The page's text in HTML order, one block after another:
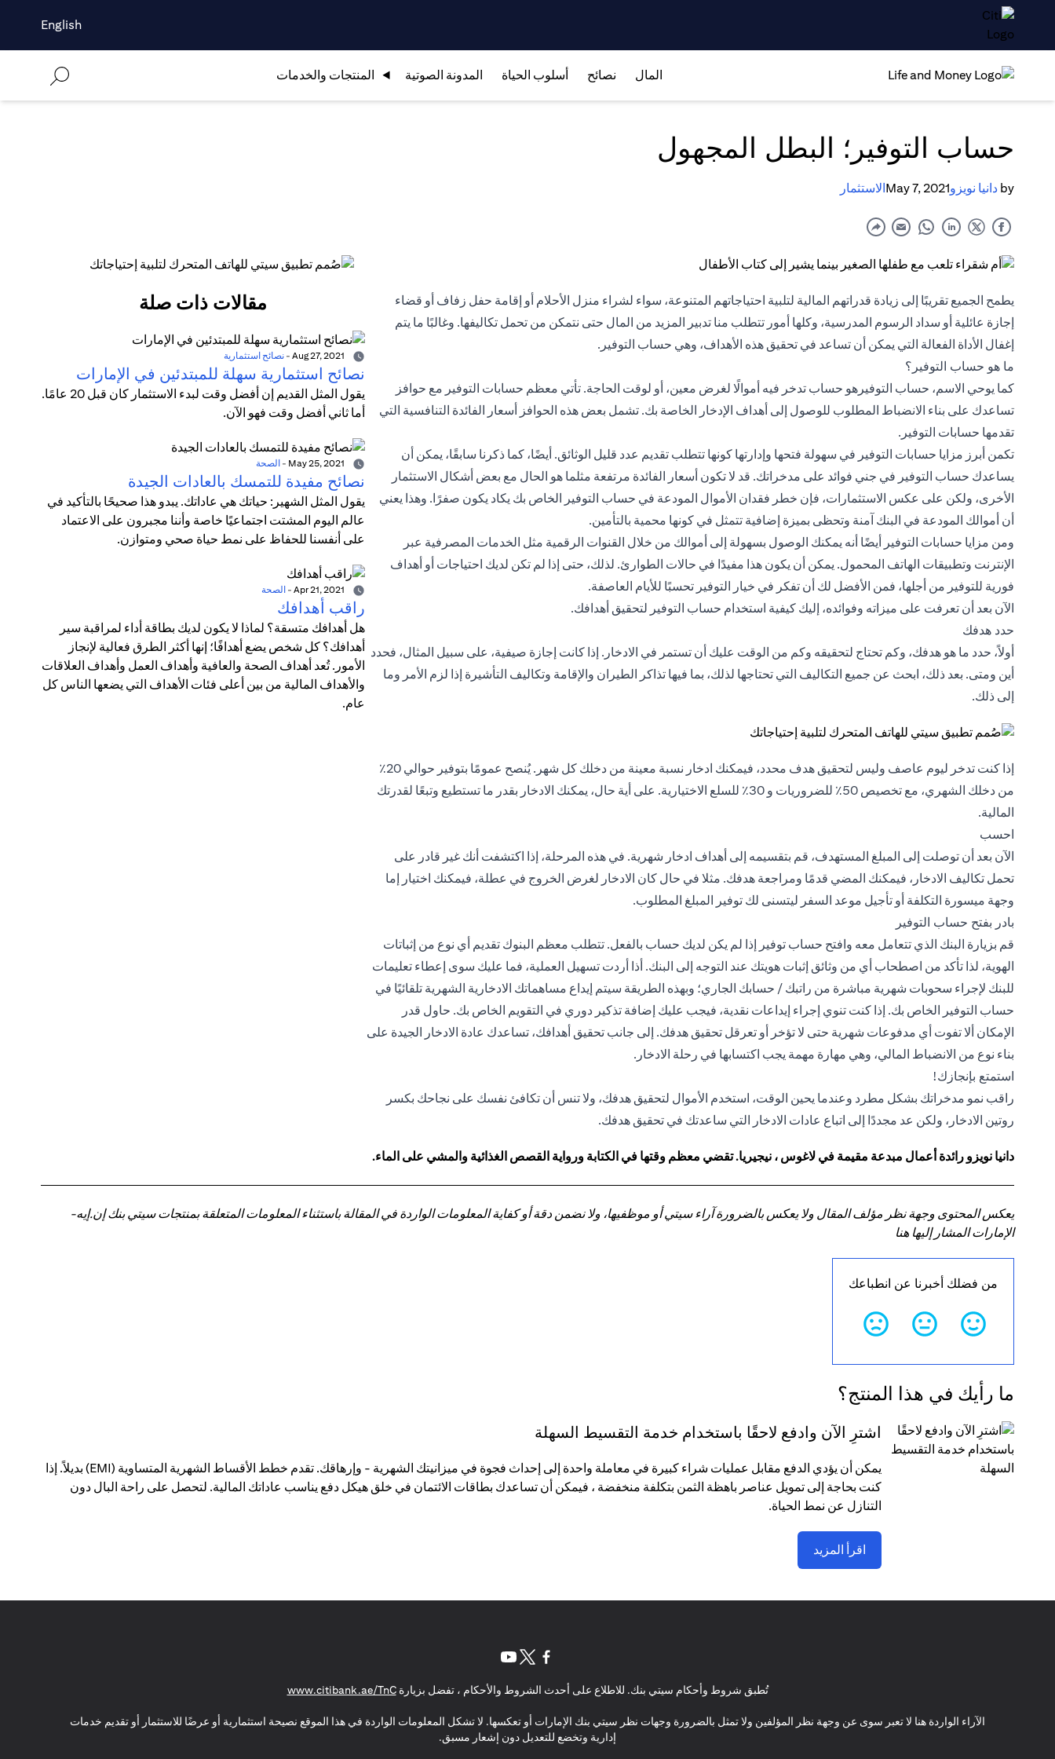
English
المال نصائح أسلوب الحياة المدونة الصوتية المنتجات والخدمات
حساب التوفير؛ البطل المجهول
by دانيا نويزوMay 7, 2021الاستثمار
يطمح الجميع تقريبًا إلى زيادة قدراتهم المالية لتلبية احتياجاتهم المتنوعة، سواء لشراء منزل الأحلام أو إقامة حفل زفاف أو قضاء
إجازة عائلية أو سداد الرسوم المدرسية، وكلها أمور تتطلب منا تدبير المزيد من المال حتى نتمكن من تحمل تكاليفها. وغالبًا ما يتم
إغفال الأداة الفعالة التي يمكن أن تساعد في تحقيق هذه الأهداف، وهي حساب التوفير.
ما هو حساب التوفير؟
كما يوحي الاسم، حساب التوفيرهو حساب تدخر فيه أموالًا لغرض معين، أو لوقت الحاجة. تأتي معظم حسابات التوفير مع حوافز
تساعدك على بناء الانضباط المطلوب للوصول إلى أهداف الإدخار الخاصة بك. تشمل بعض هذه الحوافز أسعار الفائدة التنافسية التي
تقدمها حسابات التوفير.
تكمن أبرز مزايا حسابات التوفير في سهولة فتحها وإدارتها كونها تتطلب تقديم عدد قليل الوثائق. أيضًا، كما ذكرنا سابقًا، يمكن أن
يساعدك حساب التوفير في جني فوائد على مدخراتك. قد لا تكون أسعار الفائدة مرتفعة مثلما هو الحال مع بعض أشكال الاستثمار
الأخرى، ولكن على عكس الاستثمارات، فإن خطر فقدان الأموال المودعة في حساب التوفير الخاص بك يكاد يكون صفرًا. وهذا يعني
أن أموالك المودعة في البنك آمنة وتحظى بميزة إضافية تتمثل في كونها محمية بالتأمين.
ومن مزايا حسابات التوفير أيضًا أنه يمكنك الوصول بسهولة إلى أموالك من خلال القنوات الرقمية مثل الخدمات المصرفية عبر
الإنترنت وتطبيقات الهاتف المحمول. يمكن أن يكون هذا مفيدًا في حالات الطوارئ. لذلك، حتى إذا لم تكن لديك احتياجات أو أهداف
فورية للتوفير من أجلها، فمن الأفضل لك أن تفكر في خيار التوفير تحسبًا للأيام العاصفة.
الآن بعد أن تعرفت على ميزاته وفوائده، إليك كيفية استخدام حساب التوفير لتحقيق أهدافك.
حدد هدفك
أولاً، حدد ما هو هدفك، وكم تحتاج لتحقيقه وكم من الوقت عليك أن تستمر في الادخار. إذا كانت إجازة صيفية، على سبيل المثال، فحدد
أين ومتى. بعد ذلك، ابحث عن جميع التكاليف التي تحتاجها لذلك، بما فيها تذاكر الطيران والإقامة وتكاليف التأشيرة إذا لزم الأمر وما
إلى ذلك.
إذا كنت تدخر ليوم عاصف وليس لتحقيق هدف محدد، فيمكنك ادخار نسبة معينة من دخلك كل شهر. يُنصح عمومًا بتوفير حوالي 20٪
من دخلك الشهري، مع تخصيص 50٪ للضروريات و 30٪ للسلع الاختيارية. على أية حال، يمكنك الادخار بقدر ما تستطيع وتبعًا لقدرتك
المالية.
احسب
الآن بعد أن توصلت إلى المبلغ المستهدف، قم بتقسيمه إلى أهداف ادخار شهرية. في هذه المرحلة، إذا اكتشفت أنك غير قادر على
تحمل تكاليف الادخار، فيمكنك المضي قدمًا ومراجعة هدفك. مثلا في حال كان الادخار لغرض الخروج في عطلة، فيمكنك اختيار إما
وجهة ميسورة التكلفة أو تأجيل موعد السفر ليتسنى لك توفير المبلغ المطلوب.
بادر بفتح حساب التوفير
قم بزيارة البنك الذي تتعامل معه وافتح حساب توفير إذا لم يكن لديك حساب بالفعل. تتطلب معظم البنوك تقديم أي نوع من إثباتات
الهوية، لذا تأكد من اصطحاب أي من وثائق إثبات هويتك عند التوجه إلى البنك. أذا أردت تسهيل العملية، فما عليك سوى إعطاء تعليمات
للبنك لإجراء سحوبات شهرية مباشرة من راتبك / حسابك الجاري؛ وبهذه الطريقة سيتم إيداع مساهماتك الادخارية الشهرية تلقائيًا في
حساب التوفير الخاص بك. إذا كنت تنوي إجراء إيداعات نقدية، فيجب عليك إضافة تذكير دوري في التقويم الخاص بك. حاول قدر
الإمكان ألا تفوت أي مدفوعات شهرية حتى لا تؤخر أو تعرقل تحقيق هدفك. إلى جانب تحقيق أهدافك، تساعدك عادة الادخار الجيدة على
بناء نوع من الانضباط المالي، وهي مهارة مهمة يجب اكتسابها في رحلة الادخار.
استمتع بإنجازك!
راقب نمو مدخراتك بشكل مطرد وعندما يحين الوقت، استخدم الأموال لتحقيق هدفك، ولا تنس أن تكافئ نفسك على نجاحك بكسر
روتين الادخار، ولكن عد مجددًا إلى اتباع عادات الادخار التي ساعدتك في تحقيق هدفك.
مقالات ذات صلة
- نصائح استثمارية
نصائح استثمارية سهلة للمبتدئين في الإمارات
يقول المثل القديم إن أفضل وقت لبدء الاستثمار كان قبل 20 عامًا.
أما ثاني أفضل وقت فهو الآن.
- الصحة
نصائح مفيدة للتمسك بالعادات الجيدة
يقول المثل الشهير: حياتك هي عاداتك. يبدو هذا صحيحًا بالتأكيد في
عالم اليوم المشتت اجتماعيًا خاصة وأننا مجبرون على الاعتماد
على أنفسنا للحفاظ على نمط حياة صحي ومتوازن.
- الصحة
راقب أهدافك
هل أهدافك متسقة؟ لماذا لا يكون لديك بطاقة أداء لمراقبة سير
أهدافك؟ كل شخص يضع أهدافًا؛ إنها أكثر الطرق فعالية لإنجاز
الأمور. تُعد أهداف الصحة والعافية وأهداف العمل وأهداف العلاقات
والأهداف المالية من بين أعلى فئات الأهداف التي يضعها الناس كل
عام.
دانيا نويزو رائدة أعمال مبدعة مقيمة في لاغوس ، نيجيريا. تقضي معظم وقتها في الكتابة ورواية القصص الغذائية والمشي على الماء.
يعكس المحتوى وجهة نظر مؤلف المقال ولا يعكس بالضرورة آراء سيتي أو موظفيها، ولا نضمن دقة أو كفاية المعلومات الواردة في المقالة باستثناء المعلومات المتعلقة بمنتجات سيتي بنك إن.إيه-
الإمارات المشار إليها هنا
من فضلك أخبرنا عن انطباعك
ما رأيك في هذا المنتج؟
اشترِ الآن وادفع لاحقًا باستخدام خدمة التقسيط السهلة
يمكن أن يؤدي الدفع مقابل عمليات شراء كبيرة في معاملة واحدة إلى إحداث فجوة في ميزانيتك الشهرية - وإرهاقك. تقدم خطط الأقساط الشهرية المتساوية (EMI) بديلاً. إذا
كنت بحاجة إلى تمويل عناصر باهظة الثمن بتكلفة منخفضة ، فيمكن أن تساعدك بطاقات الائتمان في خلق هيكل دفع يناسب عاداتك المالية. لتحصل على راحة البال دون
التنازل عن نمط الحياة.
اقرأ المزيد
تُطبق شروط وأحكام سيتي بنك. للاطلاع على أحدث الشروط والأحكام ، تفضل بزيارةwww.citibank.ae/TnC
(opens in a new tab)
الآراء الواردة هنا لا تعبر سوى عن وجهة نظر المؤلفين ولا تمثل بالضرورة وجهات نظر سيتي بنك الإمارات أو تعكسها. لا تشكل المعلومات الواردة في هذا الموقع نصيحة استثمارية أو عرضًا للاستثمار أو تقديم خدمات
إدارية وتخضع للتعديل دون إشعار مسبق.